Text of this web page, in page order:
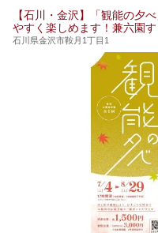
【石川・金沢】「観能の夕
やすく楽しめます！兼六園す
石川県金沢市鞍月1丁目1